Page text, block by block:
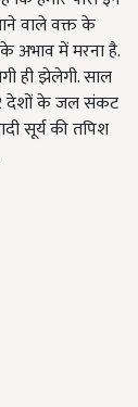
वाले वक्त के
अभाव में मरना है.
ही झेलेगी. साल
देशों के जल संकट
सूर्य की तपिश